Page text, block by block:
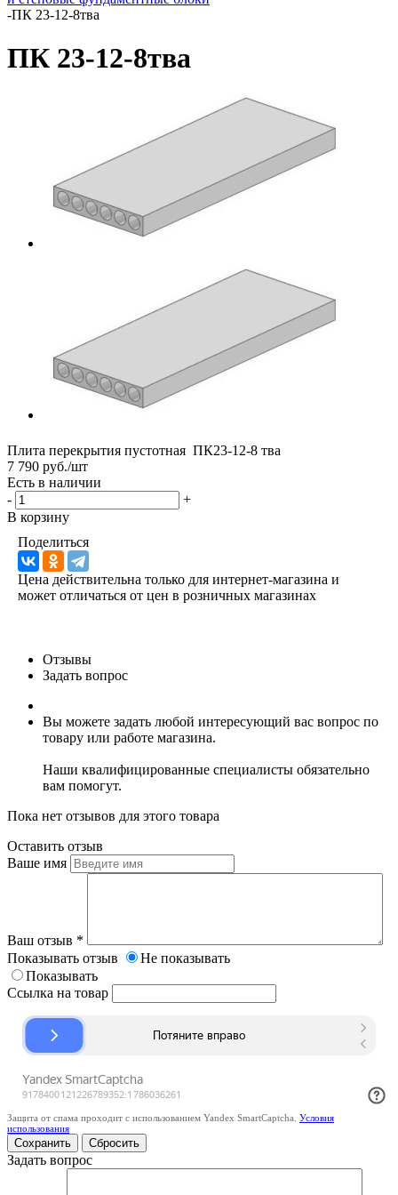
-ПК 23-12-8тва
ПК 23-12-8тва
Плита перекрытия пустотная ПК23-12-8 тва
7 790 руб./шт
Есть в наличии
-
+
В корзину
Поделиться
Цена действительна только для интернет-магазина и
может отличаться от цен в розничных магазинах
Отзывы
Задать вопрос
Вы можете задать любой интересующий вас вопрос по
товару или работе магазина.
Наши квалифицированные специалисты обязательно
вам помогут.
Пока нет отзывов для этого товара
Оставить отзыв
Ваше имя
Ваш отзыв *
Показывать отзыв
Не показывать
Показывать
Ссылка на товар
Защита от спама проходит с использованием Yandex SmartCaptcha. Условия
использования
Сбросить
Задать вопрос